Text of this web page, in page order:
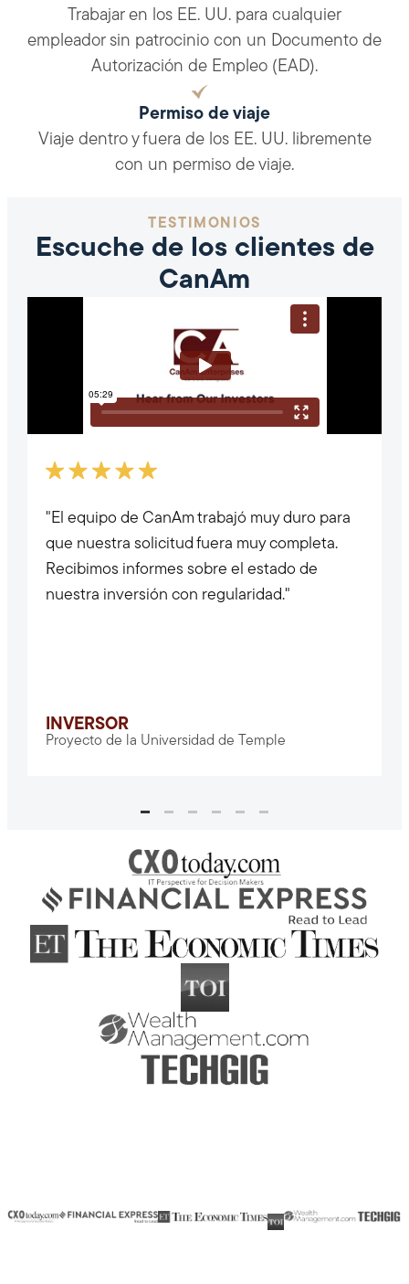
Trabajar en los EE. UU. para cualquier
empleador sin patrocinio con un Documento de
Autorización de Empleo (EAD).
Permiso de viaje
Viaje dentro y fuera de los EE. UU. libremente
con un permiso de viaje.
TESTIMONIOS
Escuche de los clientes de
CanAm
"El equipo de CanAm trabajó muy duro para
que nuestra solicitud fuera muy completa.
Recibimos informes sobre el estado de
nuestra inversión con regularidad."
INVERSOR
Proyecto de la Universidad de Temple